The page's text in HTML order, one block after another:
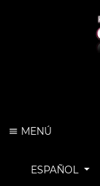
MENÚ
CAMBIAR EL
ESPAÑOL